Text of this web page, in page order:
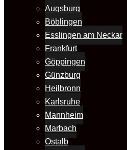
Augsburg
Böblingen
Esslingen am Neckar
Frankfurt
Göppingen
Günzburg
Heilbronn
Karlsruhe
Mannheim
Marbach
Ostalb